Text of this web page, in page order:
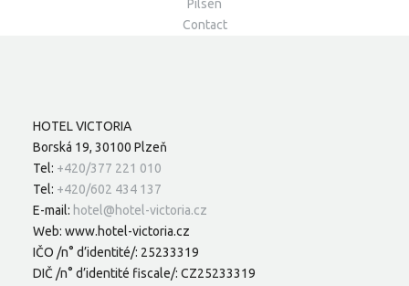
Pilsen
Contact
HOTEL VICTORIA
Borská 19, 30100 Plzeň
Tel: +420/377 221 010
Tel: +420/602 434 137
E-mail: hotel@hotel-victoria.cz
Web: www.hotel-victoria.cz
IČO /n° d’identité/: 25233319
DIČ /n° d’identité fiscale/: CZ25233319